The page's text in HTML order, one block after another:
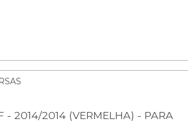
- 2014/2014 (VERMELHA) - PARA